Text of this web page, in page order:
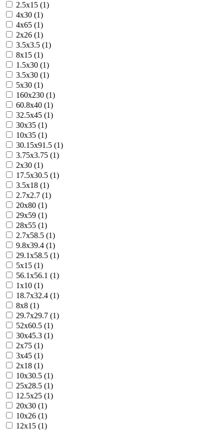
2.5x15 (1)
4x30 (1)
4x65 (1)
2x26 (1)
3.5x3.5 (1)
8x15 (1)
1.5x30 (1)
3.5x30 (1)
5x30 (1)
160x230 (1)
60.8x40 (1)
32.5x45 (1)
30x35 (1)
10x35 (1)
30.15x91.5 (1)
3.75x3.75 (1)
2x30 (1)
17.5x30.5 (1)
3.5x18 (1)
2.7x2.7 (1)
20x80 (1)
29x59 (1)
28x55 (1)
2.7x58.5 (1)
9.8x39.4 (1)
29.1x58.5 (1)
5x15 (1)
56.1x56.1 (1)
1x10 (1)
18.7x32.4 (1)
8x8 (1)
29.7x29.7 (1)
52x60.5 (1)
30x45.3 (1)
2x75 (1)
3x45 (1)
2x18 (1)
10x30.5 (1)
25x28.5 (1)
12.5x25 (1)
20x30 (1)
10x26 (1)
12x15 (1)